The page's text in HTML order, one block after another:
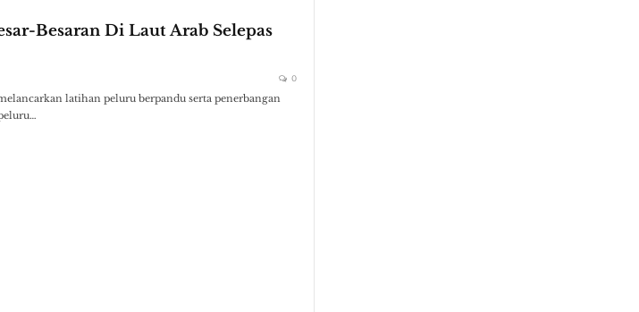
Besaran Di Laut Arab Selepas
0
latihan peluru berpandu serta penerbangan